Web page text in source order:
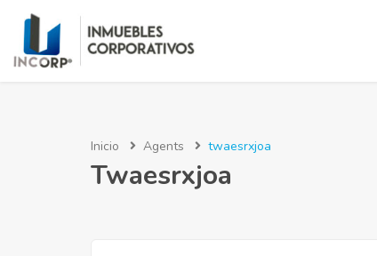
Inicio Agents twaesrxjoa
Twaesrxjoa